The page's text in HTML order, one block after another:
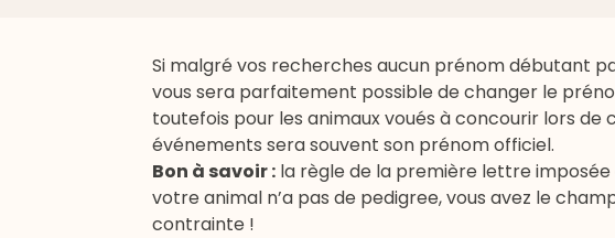
Si malgré vos recherches aucun prénom débutant
vous sera parfaitement possible de changer le
toutefois pour les animaux voués à concourir lors
événements sera souvent son prénom officiel.
Bon à savoir : la règle de la première lettre
votre animal n’a pas de pedigree, vous avez le
contrainte !